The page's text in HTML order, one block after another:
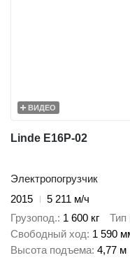
ВИДЕО
Linde E16P-02
Электропогрузчик
2015
5 211 м/ч
Грузопод. 1 600 кг Тип
Свободный ход 1 590
Высота подъема 4,77 м